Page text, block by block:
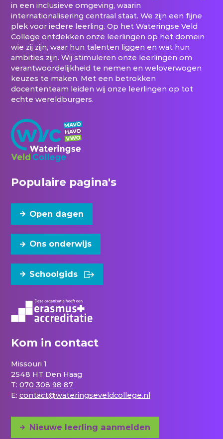
in een inclusieve omgeving, waarin
internationalisering centraal staat. We zijn een fijne
plek voor iedere leerling. Op het Wateringse Veld
College ontdekken onze leerlingen op het domein
wie zij zijn, waar hun talenten liggen en wat hun
ambities zijn. Wij stimuleren onze leerlingen om
verantwoordelijkheid te nemen en weloverwogen
keuzes te maken. Met een betrokken
docententeam leiden wij onze leerlingen op tot
echte wereldburgers.
Populaire pagina's
Open dagen
Ons onderwijs
Schoolgids
Kom in contact
Missouri 1
2548 HT Den Haag
T: 070 308 98 87
E: contact@wateringseveldcollege.nl
Nieuwe leerling aanmelden